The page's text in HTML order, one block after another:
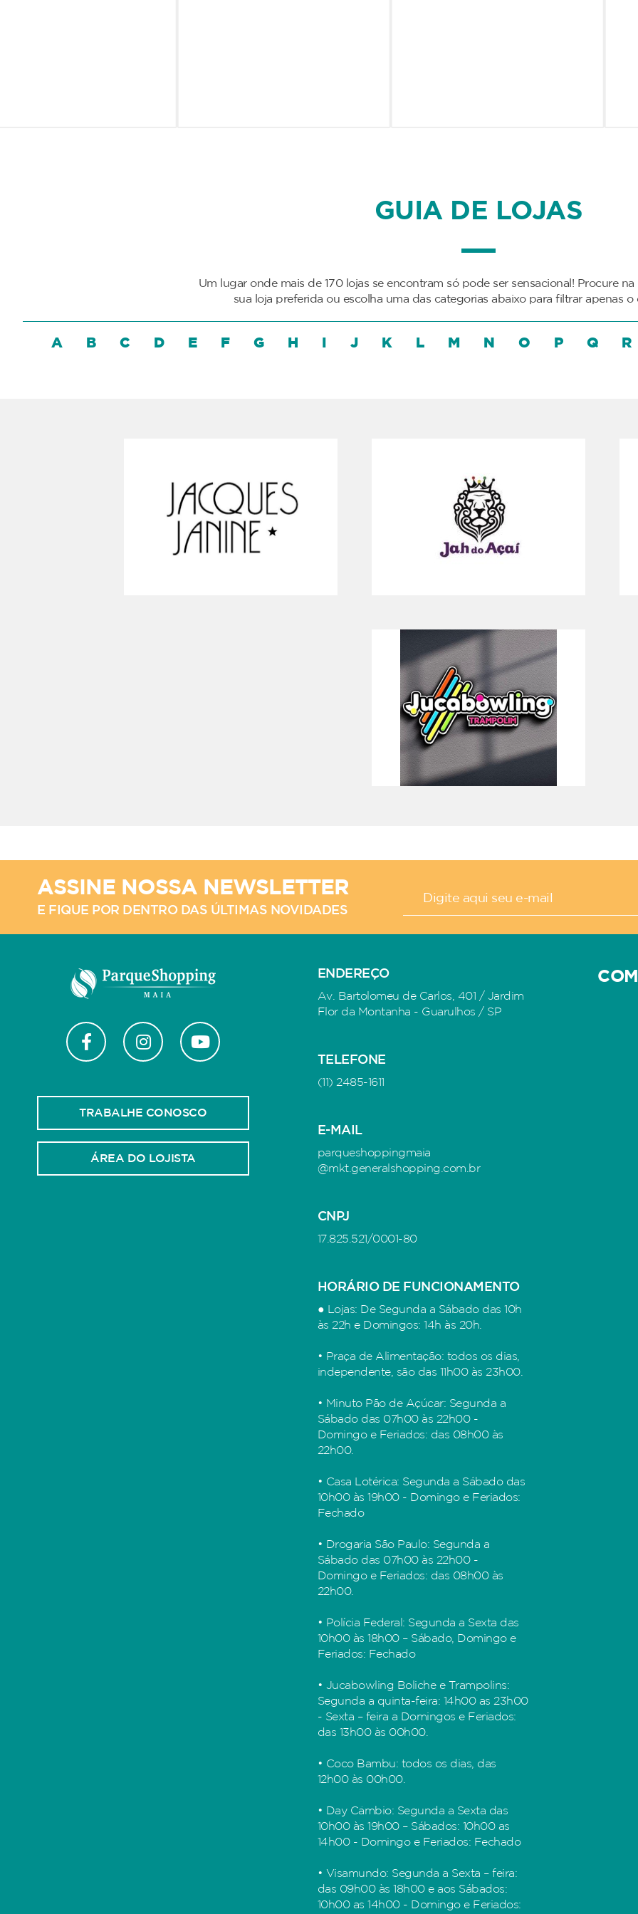
GUIA DE LOJAS
Um lugar onde mais de 170 lojas se encontram só pode ser sensacional! Procure
sua loja preferida ou escolha uma das categorias abaixo para filtrar apenas o
A B C D E F G H J K L M N O P Q R
ASSINE NOSSA NEWSLETTER
E FIQUE POR DENTRO DAS ÚLTIMAS NOVIDADES
TRABALHE CONOSCO
ÁREA DO LOJISTA
ENDEREÇO
Av. Bartolomeu de Carlos, 401 / Jardim
Flor da Montanha - Guarulhos / SP
TELEFONE
(11) 2485-1611
E-MAIL
parqueshoppingmaia
@mkt.generalshopping.com.br
CNPJ
17.825.521/0001-80
HORÁRIO DE FUNCIONAMENTO
● Lojas: De Segunda a Sábado das 10h
às 22h e Domingos: 14h às 20h.
• Praça de Alimentação: todos os dias,
independente, são das 11h00 às 23h00.
• Minuto Pão de Açúcar: Segunda a
Sábado das 07h00 às 22h00 -
Domingo e Feriados: das 08h00 às
22h00.
• Casa Lotérica: Segunda a Sábado das
10h00 às 19h00 - Domingo e Feriados:
Fechado
• Drogaria São Paulo: Segunda a
Sábado das 07h00 às 22h00 -
Domingo e Feriados: das 08h00 às
22h00.
• Polícia Federal: Segunda a Sexta das
10h00 às 18h00 – Sábado, Domingo e
Feriados: Fechado
• Jucabowling Boliche e Trampolins:
Segunda a quinta-feira: 14h00 as 23h00
- Sexta – feira a Domingos e Feriados:
das 13h00 às 00h00.
• Coco Bambu: todos os dias, das
12h00 às 00h00.
• Day Câmbio: Segunda a Sexta das
10h00 às 19h00 – Sábados: 10h00 as
14h00 - Domingo e Feriados: Fechado
• Visamundo: Segunda a Sexta – feira:
das 09h00 às 18h00 e aos Sábados:
10h00 as 14h00 - Domingo e Feriados: